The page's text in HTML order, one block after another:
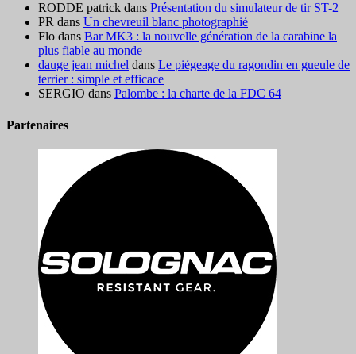
RODDE patrick dans Présentation du simulateur de tir ST-2
PR dans Un chevreuil blanc photographié
Flo dans Bar MK3 : la nouvelle génération de la carabine la
plus fiable au monde
dauge jean michel dans Le piégeage du ragondin en gueule de
terrier : simple et efficace
SERGIO dans Palombe : la charte de la FDC 64
Partenaires